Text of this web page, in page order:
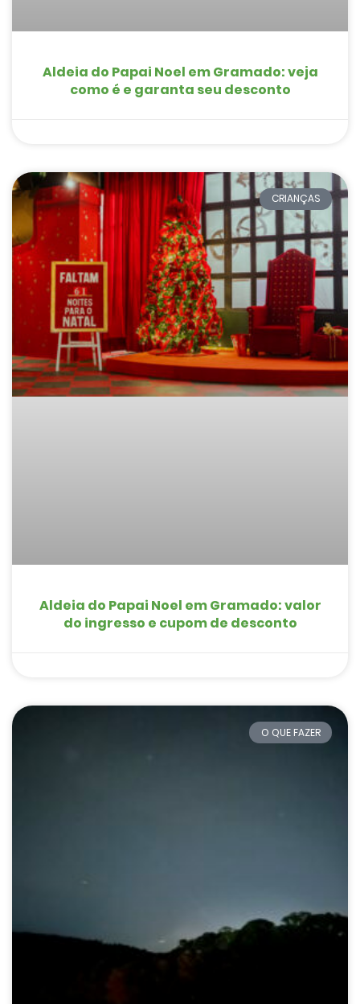
Aldeia do Papai Noel em Gramado: veja
como é e garanta seu desconto
CRIANÇAS
Aldeia do Papai Noel em Gramado: valor
do ingresso e cupom de desconto
O QUE FAZER